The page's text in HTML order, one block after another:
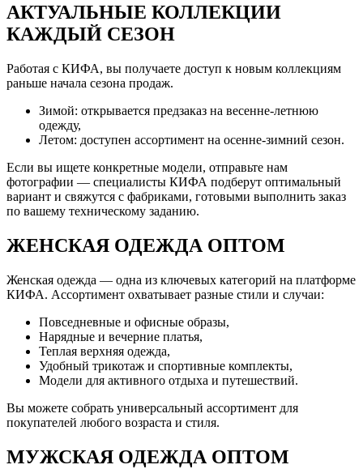
АКТУАЛЬНЫЕ КОЛЛЕКЦИИ
КАЖДЫЙ СЕЗОН
Работая с КИФА, вы получаете доступ к новым коллекциям
раньше начала сезона продаж.
Зимой: открывается предзаказ на весенне-летнюю
одежду,
Летом: доступен ассортимент на осенне-зимний сезон.
Если вы ищете конкретные модели, отправьте нам
фотографии — специалисты КИФА подберут оптимальный
вариант и свяжутся с фабриками, готовыми выполнить заказ
по вашему техническому заданию.
ЖЕНСКАЯ ОДЕЖДА ОПТОМ
Женская одежда — одна из ключевых категорий на платформе
КИФА. Ассортимент охватывает разные стили и случаи:
Повседневные и офисные образы,
Нарядные и вечерние платья,
Теплая верхняя одежда,
Удобный трикотаж и спортивные комплекты,
Модели для активного отдыха и путешествий.
Вы можете собрать универсальный ассортимент для
покупателей любого возраста и стиля.
МУЖСКАЯ ОДЕЖДА ОПТОМ